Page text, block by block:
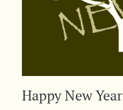
Happy New Year